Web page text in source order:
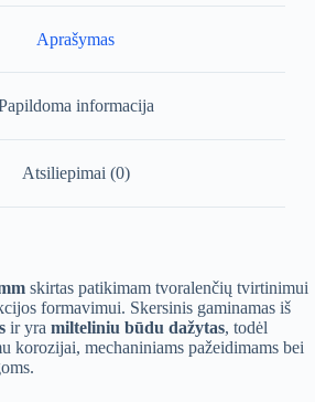
Aprašymas
informacija
Atsiliepimai (0)
skirtas patikimam tvoralenčių tvirtinimui
formavimui. Skersinis gaminamas iš
ir yra milteliniu būdu dažytas, todėl
korozijai, mechaniniams pažeidimams bei